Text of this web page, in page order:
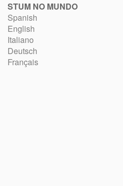
STUM NO MUNDO
Spanish
English
Italiano
Deutsch
Français